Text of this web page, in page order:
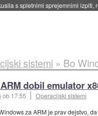
razvija svojo raketo za
sistemi » Bo
dobil emulator
ob 17:55
Operacijski sistemi
za ARM je prav dejstvo,